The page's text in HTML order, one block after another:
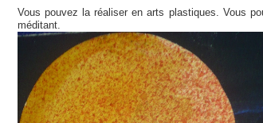
Vous pouvez la réaliser en arts plastiques. Vous
méditant.